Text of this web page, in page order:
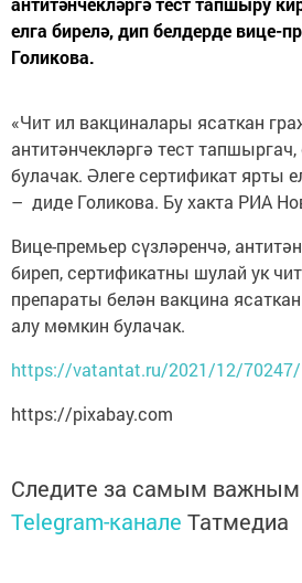
елга бирелә, дип белдерде вице-
Голикова.
«Чит ил вакциналары ясаткан
антитәнчекләргә тест
булачак. Әлеге сертификат ярты
– диде Голикова. Бу хакта РИА
Вице-премьер сүзләренчә,
биреп, сертификатны шулай ук
препараты белән вакцина
алу мөмкин булачак.
https://vatantat.ru/2021/12/70247/
https://pixabay.com
Следите за самым
Telegram-канале Татмедиа